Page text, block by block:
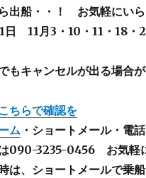
出船・・！ お気軽にい
日 11月3・10・11・18
もキャンセルが出る場合
ちらで確認を
ム・ショートメール・電
090-3235-0456 お気軽
は、ショートメールで乗